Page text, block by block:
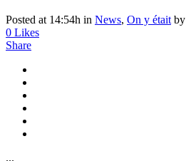
Posted at 14:54h in News, On y était by
0 Likes
Share
...